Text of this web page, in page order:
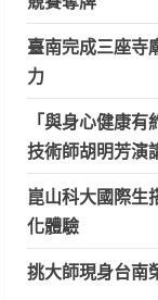
臺南完成三座寺
力
「與身心健康
技術師胡明芳演
崑山科大國際生
化體驗
挑大師現身台南